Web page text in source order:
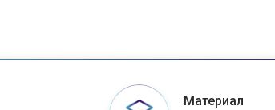
Материал